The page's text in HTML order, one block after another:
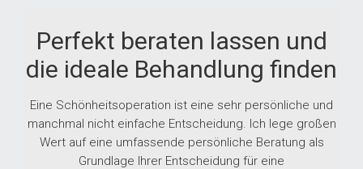
Perfekt beraten lassen und
die ideale Behandlung finden
Eine Schönheitsoperation ist eine sehr persönliche und
manchmal nicht einfache Entscheidung. Ich lege großen
Wert auf eine umfassende persönliche Beratung als
Grundlage Ihrer Entscheidung für eine